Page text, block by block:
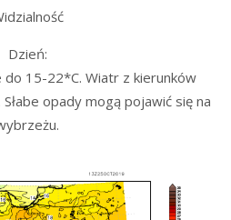
Dzień:
15-22*C. Wiatr z kierunków
opady mogą pojawić się na